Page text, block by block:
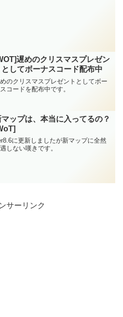
遅めのクリスマスプレゼン
としてボーナスコード配布中
のクリスマスプレゼントとしてボー
コードを配布中です。
マップは、本当に入ってるの？
に更新しましたが新マップに全然
しない嘆きです。
サーリンク